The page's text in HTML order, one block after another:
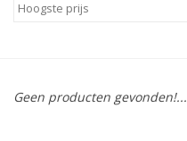
Geen producten gevonden!...